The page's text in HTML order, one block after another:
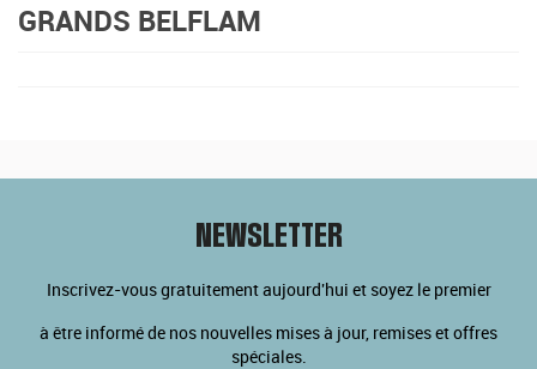
GRANDS BELFLAM
NEWSLETTER
Inscrivez-vous gratuitement aujourd'hui et soyez le premier
à être informé de nos nouvelles mises à jour, remises et offres
spéciales.